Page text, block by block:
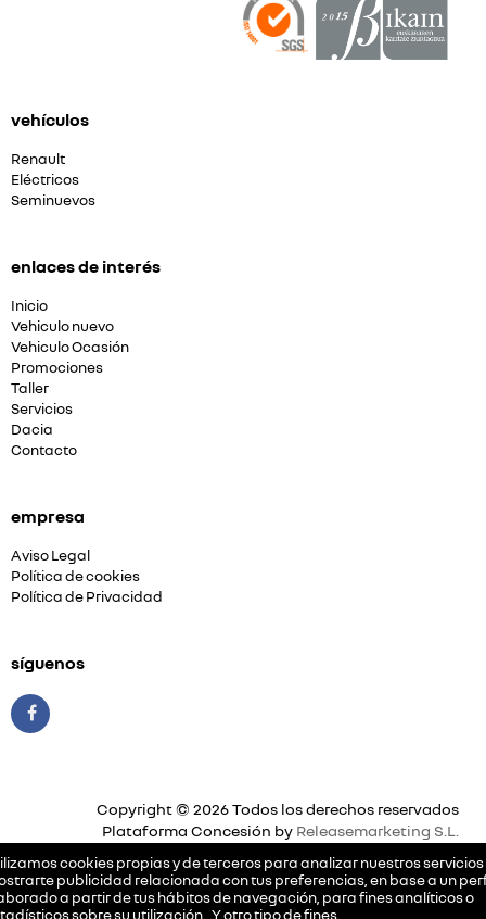
cookies propias y de terceros para analizar nuestros servicios
publicidad relacionada con tus preferencias, en base a un
a partir de tus hábitos de navegación, para fines analíticos o
sobre su utilización…Y otro tipo de fines.
vehículos
Renault
Eléctricos
Seminuevos
enlaces de interés
Inicio
Vehiculo nuevo
Vehiculo Ocasión
Promociones
Taller
Servicios
Dacia
Contacto
empresa
Aviso Legal
Política de cookies
Política de Privacidad
síguenos
Copyright © 2026 Todos los derechos reservados
Plataforma Concesión by Releasemarketing S.L.